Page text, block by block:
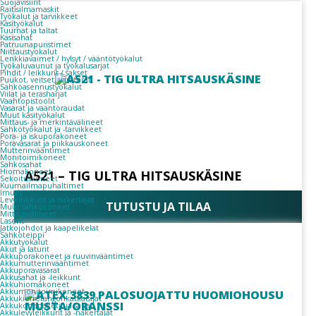
Suojavisiirit
Raitisilmamaskit
Työkalut ja tarvikkeet
Käsityökalut
Tuurnat ja taltat
Käsisahat
Patruunapuristimet
Niittaustyökalut
Lenkkiavaimet / hylsyt / vääntötyökalut
Työkaluvaunut ja työkalusarjat
Pihdit / leikkurit / sakset
Puukot, veitset, varaterät
Sähköasennustyökalut
Viilat ja teräsharjat
Vaahtopistoolit
Vasarat ja vääntöraudat
Muut käsityökalut
Mittaus- ja merkintävälineet
Sähkötyökalut ja -tarvikkeet
Pora- ja iskuporakoneet
Poravasarat ja piikkauskoneet
Mutterinvääntimet
Monitoimikoneet
Sähkösahat
Hiomakoneet
Sekoituskoneet
Kuumailmapuhaltimet
Imurit
Levyleikkurit ja nakertajat
Muut sähkökoneet
Mittausvälineet
Laserit
Jatkojohdot ja kaapelikelat
Sähköteippi
Akkutyökalut
Akut ja laturit
Akkuporakoneet ja ruuvinvääntimet
Akkumutterinvääntimet
Akkuporavasarat
Akkusahat ja -leikkurit
Akkuhiomakoneet
Akkumonitoimikoneet
Akkukierretangonkatkaisijat
Akkukonepaketit ja sarjat
Akkulevyleikkurit ja -nakertajat
A521 – TIG ULTRA HITSAUSKÄSINE
TUTUSTU JA TILAA